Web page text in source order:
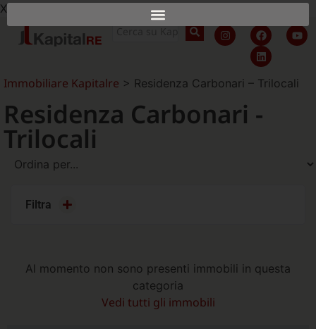
X
Immobiliare Kapitalre > Residenza Carbonari – Trilocali
Residenza Carbonari -
Trilocali
Filtra
Al momento non sono presenti immobili in questa
categoria
Vedi tutti gli immobili